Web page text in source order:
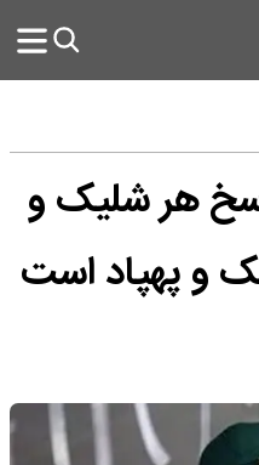
هر شلیک و
و پهپاد است